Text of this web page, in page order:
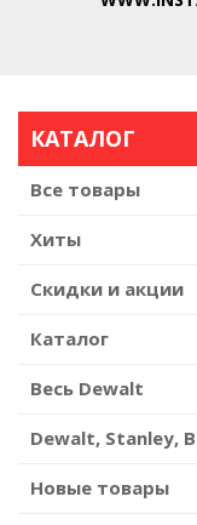
КАТАЛОГ
Все товары
Хиты
Скидки и акции
Каталог
Весь Dewalt
Dewalt, Stanley,
Новые товары